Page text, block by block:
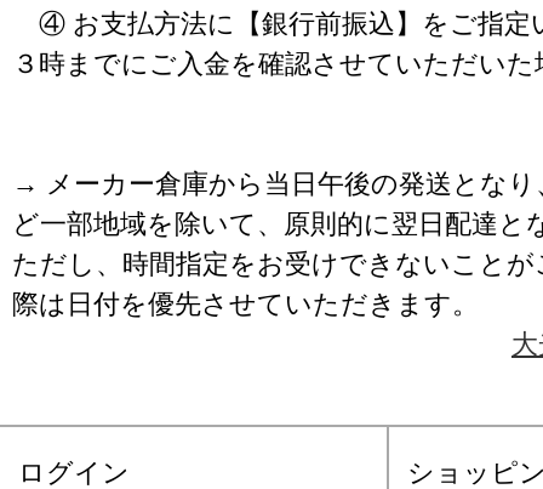
④ お支払方法に【銀行前振込】をご指定
３時までにご入金を確認させていただいた
→ メーカー倉庫から当日午後の発送となり
ど一部地域を除いて、原則的に翌日配達と
ただし、時間指定をお受けできないこと
際は日付を優先させていただきます。
ログイン ショッピ